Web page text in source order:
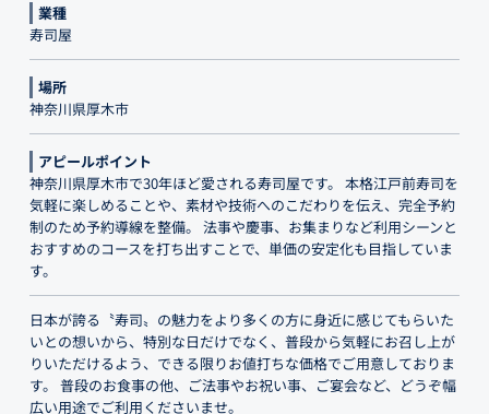
業種
寿司屋
場所
神奈川県厚木市
アピールポイント
神奈川県厚木市で30年ほど愛される寿司屋です。 本格江戸前寿司を
気軽に楽しめることや、素材や技術へのこだわりを伝え、完全予約
制のため予約導線を整備。 法事や慶事、お集まりなど利用シーンと
おすすめのコースを打ち出すことで、単価の安定化も目指していま
す。
日本が誇る〝寿司〟の魅力をより多くの方に身近に感じてもらいた
いとの想いから、特別な日だけでなく、普段から気軽にお召し上が
りいただけるよう、できる限りお値打ちな価格でご用意しておりま
す。 普段のお食事の他、ご法事やお祝い事、ご宴会など、どうぞ幅
広い用途でご利用くださいませ。